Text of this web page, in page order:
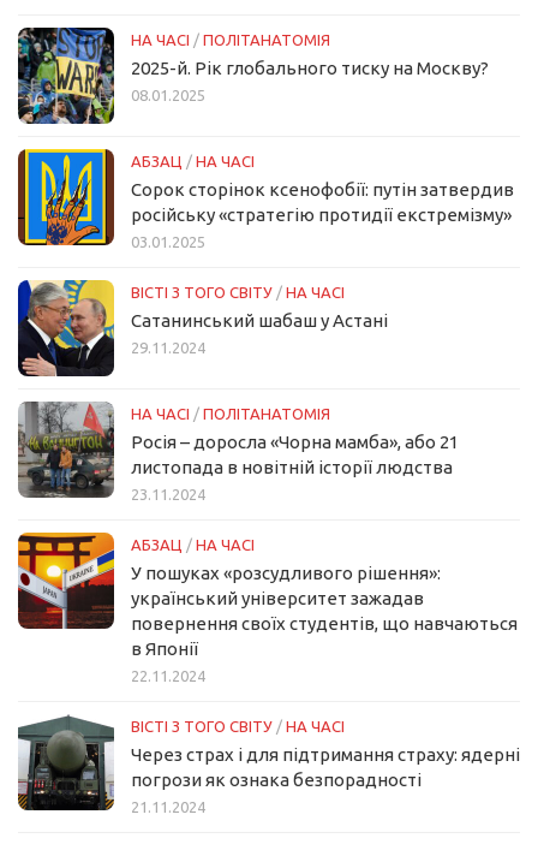
НА ЧАСІ / ПОЛІТАНАТОМІЯ
2025-й. Рік глобального тиску на Москву?
08.01.2025
АБЗАЦ / НА ЧАСІ
Сорок сторінок ксенофобії: путін затвердив
російську «стратегію протидії екстремізму»
03.01.2025
ВІСТІ З ТОГО СВІТУ / НА ЧАСІ
Сатанинський шабаш у Астані
29.11.2024
НА ЧАСІ / ПОЛІТАНАТОМІЯ
Росія – доросла «Чорна мамба», або 21
листопада в новітній історії людства
23.11.2024
АБЗАЦ / НА ЧАСІ
У пошуках «розсудливого рішення»:
український університет зажадав
повернення своїх студентів, що навчаються
в Японії
22.11.2024
ВІСТІ З ТОГО СВІТУ / НА ЧАСІ
Через страх і для підтримання страху: ядерні
погрози як ознака безпорадності
21.11.2024